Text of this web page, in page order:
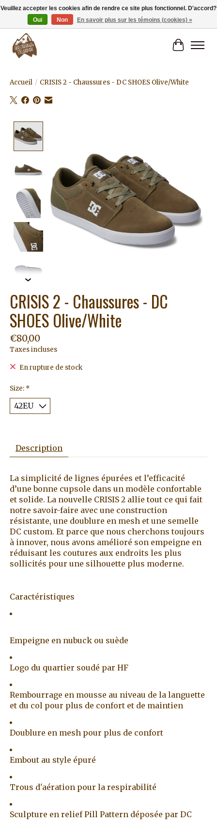
Livraison gratuite à partir de 80€.
Panier
Accueil / CRISIS 2 - Chaussures - DC SHOES Olive/White
CRISIS 2 - Chaussures - DC
SHOES Olive/White
€80,00
Taxes incluses
En rupture de stock
Size: *
Description
La simplicité de lignes épurées et l’efficacité
d’une bonne cupsole dans un modèle confortable
et solide. La nouvelle CRISIS 2 allie tout ce qui fait
notre savoir-faire avec une construction
résistante, une doublure en mesh et une semelle
DC custom. Et parce que nous cherchons toujours
à innover, nous avons amélioré son empeigne en
réduisant les coutures aux endroits les plus
sollicités pour une silhouette plus moderne.
Caractéristiques
Empeigne en nubuck ou suède
Logo du quartier soudé par HF
Rembourrage en mousse au niveau de la languette
et du col pour plus de confort et de maintien
Doublure en mesh pour plus de confort
Embout au style épuré
Trous d'aération pour la respirabilité
Sculpture en relief Pill Pattern déposée par DC
Veuillez accepter les cookies afin de rendre ce site plus fonctionnel. D'accord?
Oui
Non En savoir plus sur les témoins (cookies) »